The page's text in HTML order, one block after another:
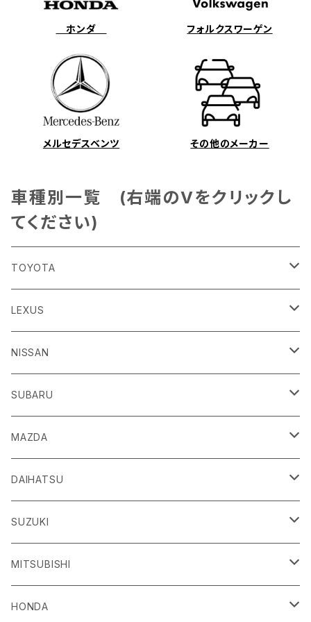
ホンダ フォルクスワーゲン
メルセデスベンツ その他のメーカー
車種別一覧 (右端のVをクリックし
てください)
TOYOTA
86
H24/4～R3/8 ZN6
GR86
R3/10～ ZN8
ｂＢ
H17/12～H28/8 20系
ｂZ４X
R4/5~ XEAM10/11/15・YEAM15
Ｃ-ＨＲ
H28/12~ 10/50系
ＦＪクルーザー
H22/12～H30/1 GSJ15W
ＩＱ（アイキュー）
H20/11～H28/3 J10
JPN TAXI（ジャパンタクシー）
LEXUS
ＣＴ
H23/1～R4/11
ＥＳ
H30/10～
ＧＳ
H24/1～R2/7
ＨＳ
H21/7～H30/3
ＩＳ
H25/5～
ＬＢＸ
R5/11〜 MAYH10/15
ＬＣ
NISSAN
ＡＤ
H18/12～ Y12
ＧＴ－Ｒ
H19/12～ R35
ＮＴ１００クリッパートラック
H25/12～ DR16T
ＮV１００クリッパーバン/リオ
H25/12～H27/3 DR64
H27/3～ DR17
アリア
R4/1～ FEO
ウイングロード
SUBARU
ＢＲＺ
H24/3～R3/8 ZC6
R3/8～ ZD8
ＷＲＸ Ｓ４/ＳＴＩ
H26/8～R3/3 VA系
ＸＶ/ＸＶハイブリット
H25/6～H29/4 GPE
H24/10～R5/4 GP/GT（XV)
インプレッサ /G4/スポーツ
H23/12～R5/4 GP/GT系
エクシーガ
MAZDA
ＣＸ－３
H27/2～ DK系
ＣＸ－５
H24/2～H29/2 KE系
H29/2～R8/5 KF系
ＣＸ－８
H29/12～ KG系
ＣＸ－３０
DAIHATSU
アトレー
H17/5～ S300/S700系
アルティス
H24/5～ 50/70系
ウェイク
SUZUKI
eビターラ
R8/1～ PA2AS/PB3AS
ＳＸ４ Ｓクロス
MITSUBISHI
ＲＶＲ
HONDA